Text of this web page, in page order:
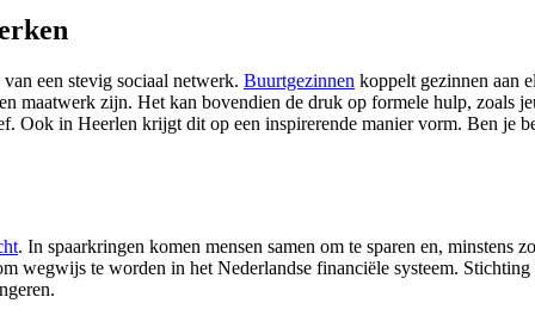
een stevig sociaal netwerk. Buurtgezinnen koppelt gezinnen aan
maatwerk zijn. Het kan bovendien de druk op formele hulp, zoals
Ook in Heerlen krijgt dit op een inspirerende manier vorm. Ben je
. In spaarkringen komen mensen samen om te sparen en, minstens
wegwijs te worden in het Nederlandse financiële systeem.